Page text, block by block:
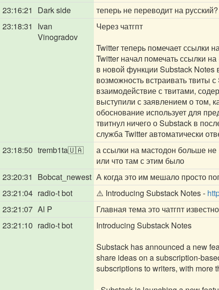
23:16:21
Dark side
теперь не переводит на русский?
23:18:31
Ivan
Vinogradov
Через чатгпт
Twitter теперь помечает ссылки
Twitter начал помечать ссылки
в новой функции Substack Notes
возможность встраивать твиты
взаимодействие с твитами,
выступили с заявлением о том,
обоснование использует для
твитнул ничего о Substack в
служба Twitter автоматически
23:18:50 tremb1ta🇺🇦
а ссылки на мастодон больше не
или что там с этим было
23:20:31
Bobcat_newest А когда это им мешало просто
23:21:04 radio-t bot ⚠️ Introducing Substack Notes -
23:21:07 Al P
Главная тема это чатгпт
23:21:10 radio-t bot
Introducing Substack Notes
Substack has announced a new
share ideas on a subscription-
subscriptions to writers, with